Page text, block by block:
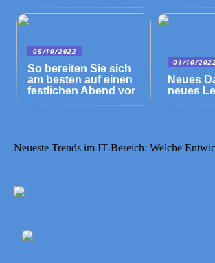
05/10/2022
So bereiten Sie sich
am besten auf einen
festlichen Abend vor
01/10/
Neues
neues
Neueste Trends im IT-Bereich: Welche